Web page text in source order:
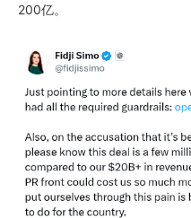
200亿。